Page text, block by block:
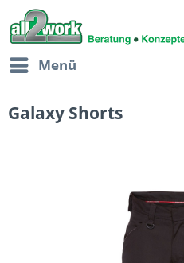
Menü
Galaxy Shorts